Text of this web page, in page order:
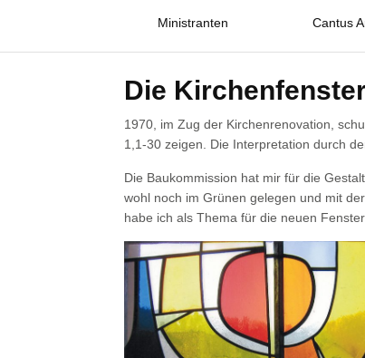
Ministranten Cantus
Die
1970, im Zug der Kirchenrenovation,
1,1-30 zeigen. Die Interpretation durch
Die Baukommission hat mir für die
wohl noch im Grünen gelegen und mit
habe ich als Thema für die neuen